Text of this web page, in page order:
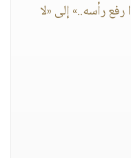
رأسه..» إلى «لا